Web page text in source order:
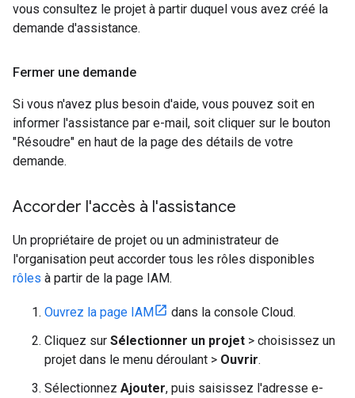
vous consultez le projet à partir duquel vous avez créé la
demande d'assistance.
Fermer une demande
Si vous n'avez plus besoin d'aide, vous pouvez soit en
informer l'assistance par e-mail, soit cliquer sur le bouton
"Résoudre" en haut de la page des détails de votre
demande.
Accorder l'accès à l'assistance
Un propriétaire de projet ou un administrateur de
l'organisation peut accorder tous les rôles disponibles
rôles à partir de la page IAM.
Ouvrez la page IAM
dans la console Cloud.
Cliquez sur Sélectionner un projet > choisissez un
projet dans le menu déroulant > Ouvrir.
Sélectionnez Ajouter, puis saisissez l'adresse e-